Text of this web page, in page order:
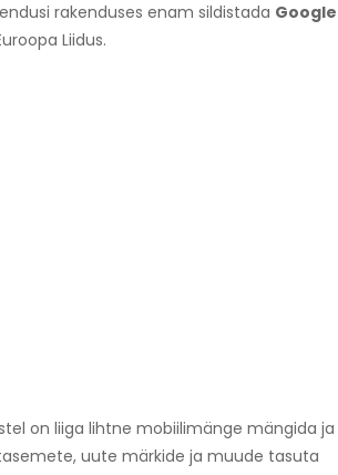
rakenduses enam sildistada Google
Liidus.
on liiga lihtne mobiilimänge mängida ja
uute märkide ja muude tasuta